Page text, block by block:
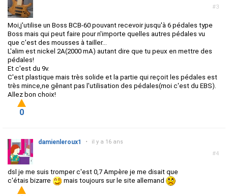
#3
Moi,j'utilise un Boss BCB-60 pouvant recevoir jusqu'à 6 pédales type
Boss mais qui peut faire pour n'importe quelles autres pédales vu
que c'est des mousses à tailler...
L'alim est nickel 2A(2000 mA) autant dire que tu peux en mettre des
pédales!
Et c'est du 9v.
C'est plastique mais très solide et la partie qui reçoit les pédales est
très mince,ne gênant pas l'utilisation des pédales(moi c'est du EBS).
Allez bon choix!
0
#4
damienleroux1 • il y a 16 ans
dsl je me suis tromper c'est 0,7 Ampère je me disait que
c'étais bizarre
mais toujours sur le site allemand